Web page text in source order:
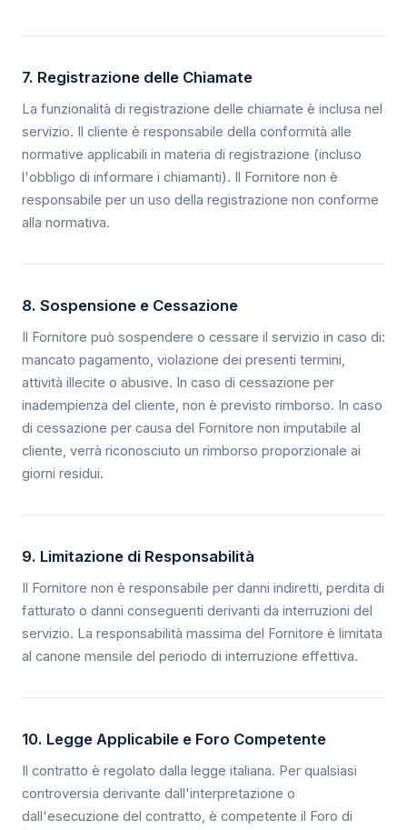
7. Registrazione delle Chiamate
La funzionalità di registrazione delle chiamate è inclusa nel
servizio. Il cliente è responsabile della conformità alle
normative applicabili in materia di registrazione (incluso
l'obbligo di informare i chiamanti). Il Fornitore non è
responsabile per un uso della registrazione non conforme
alla normativa.
8. Sospensione e Cessazione
Il Fornitore può sospendere o cessare il servizio in caso di:
mancato pagamento, violazione dei presenti termini,
attività illecite o abusive. In caso di cessazione per
inadempienza del cliente, non è previsto rimborso. In caso
di cessazione per causa del Fornitore non imputabile al
cliente, verrà riconosciuto un rimborso proporzionale ai
giorni residui.
9. Limitazione di Responsabilità
Il Fornitore non è responsabile per danni indiretti, perdita di
fatturato o danni conseguenti derivanti da interruzioni del
servizio. La responsabilità massima del Fornitore è limitata
al canone mensile del periodo di interruzione effettiva.
10. Legge Applicabile e Foro Competente
Il contratto è regolato dalla legge italiana. Per qualsiasi
controversia derivante dall'interpretazione o
dall'esecuzione del contratto, è competente il Foro di